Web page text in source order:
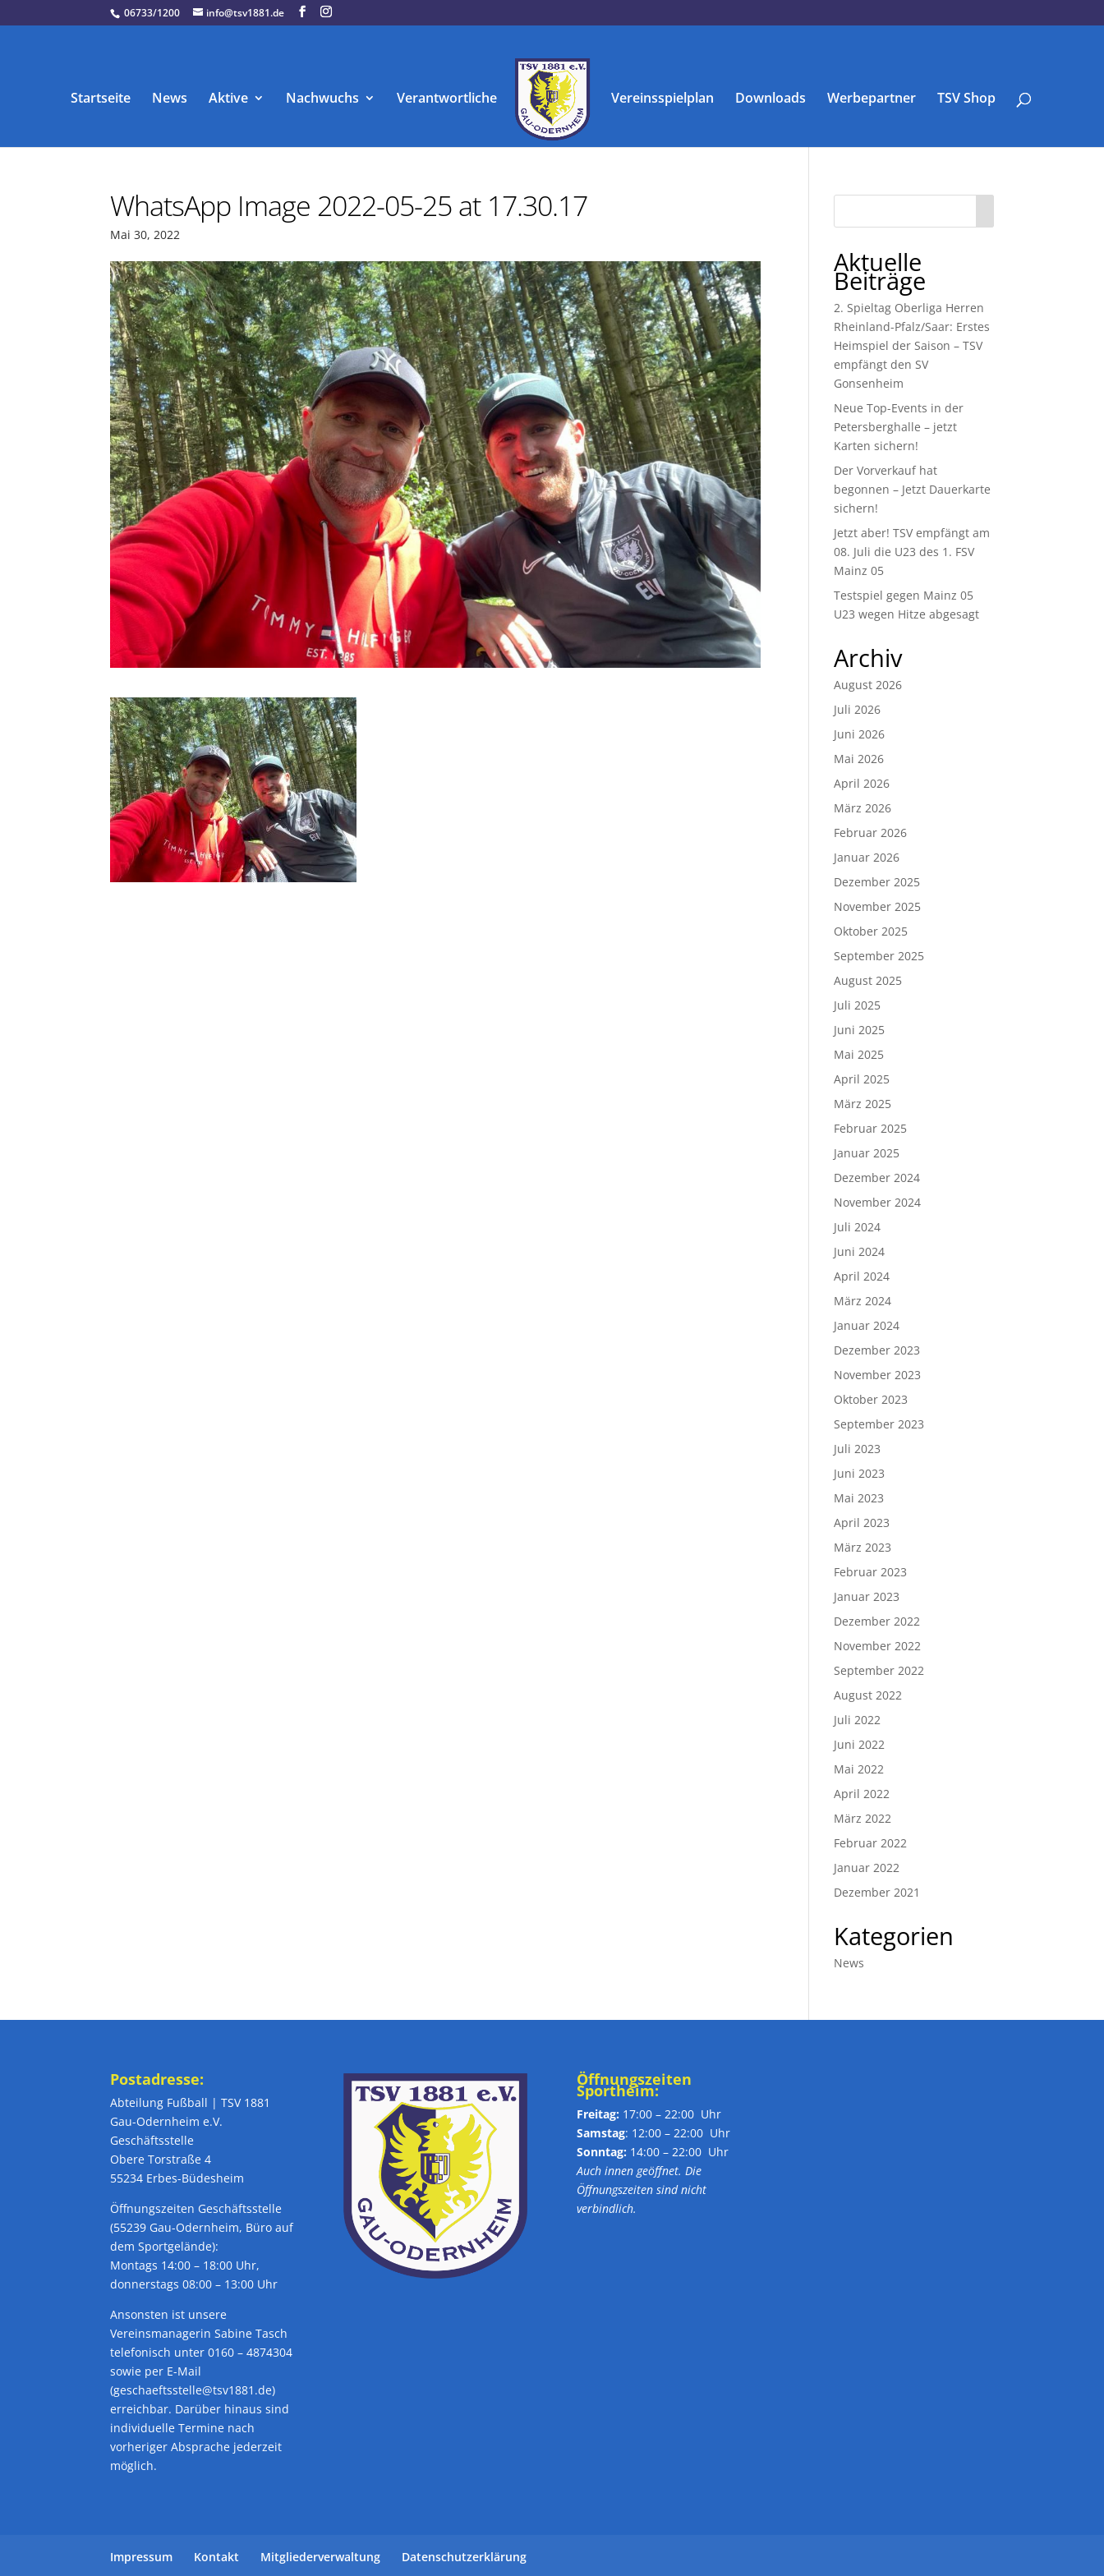
06733/1200 info@tsv1881.de
Startseite News Aktive Nachwuchs Verantwortliche Vereinsspielplan Downloads Werbepartner TSV Shop
WhatsApp Image 2022-05-25 at 17.30.17
Mai 30, 2022
Aktuelle
Beiträge
2. Spieltag Oberliga Herren
Rheinland-Pfalz/Saar: Erstes
Heimspiel der Saison – TSV
empfängt den SV
Gonsenheim
Neue Top-Events in der
Petersberghalle – jetzt
Karten sichern!
Der Vorverkauf hat
begonnen – Jetzt Dauerkarte
sichern!
Jetzt aber! TSV empfängt am
08. Juli die U23 des 1. FSV
Mainz 05
Testspiel gegen Mainz 05
U23 wegen Hitze abgesagt
Archiv
August 2026
Juli 2026
Juni 2026
Mai 2026
April 2026
März 2026
Februar 2026
Januar 2026
Dezember 2025
November 2025
Oktober 2025
September 2025
August 2025
Juli 2025
Juni 2025
Mai 2025
April 2025
März 2025
Februar 2025
Januar 2025
Dezember 2024
November 2024
Juli 2024
Juni 2024
April 2024
März 2024
Januar 2024
Dezember 2023
November 2023
Oktober 2023
September 2023
Juli 2023
Juni 2023
Mai 2023
April 2023
März 2023
Februar 2023
Januar 2023
Dezember 2022
November 2022
September 2022
August 2022
Juli 2022
Juni 2022
Mai 2022
April 2022
März 2022
Februar 2022
Januar 2022
Dezember 2021
Kategorien
News
Postadresse:
Abteilung Fußball | TSV 1881
Gau-Odernheim e.V.
Geschäftsstelle
Obere Torstraße 4
55234 Erbes-Büdesheim
Öffnungszeiten Geschäftsstelle
(55239 Gau-Odernheim, Büro auf
dem Sportgelände):
Montags 14:00 – 18:00 Uhr,
donnerstags 08:00 – 13:00 Uhr
Ansonsten ist unsere
Vereinsmanagerin Sabine Tasch
telefonisch unter 0160 – 4874304
sowie per E-Mail
(geschaeftsstelle@tsv1881.de)
erreichbar. Darüber hinaus sind
individuelle Termine nach
vorheriger Absprache jederzeit
möglich.
Öffnungszeiten
Sportheim:
Freitag: 17:00 – 22:00 Uhr
Samstag: 12:00 – 22:00 Uhr
Sonntag: 14:00 – 22:00 Uhr
Auch innen geöffnet. Die
Öffnungszeiten sind nicht
verbindlich.
Impressum Kontakt Mitgliederverwaltung Datenschutzerklärung